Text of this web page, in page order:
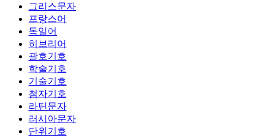
그리스문자
프랑스어
독일어
히브리어
괄호기호
학술기호
기술기호
첨자기호
라틴문자
러시아문자
단위기호